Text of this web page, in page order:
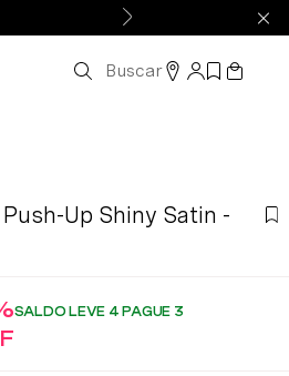
Buscar
Up Shiny Satin -
SALDO LEVE 4 PAGUE 3